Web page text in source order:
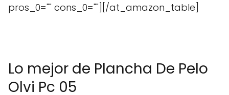
pros_0="" cons_0=""][/at_amazon_table]
Lo mejor de Plancha De Pelo
Olvi Pc 05